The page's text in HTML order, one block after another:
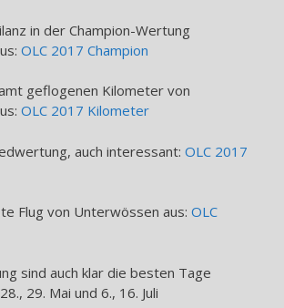
in der Champion-Wertung
OLC 2017 Champion
geflogenen Kilometer von
OLC 2017 Kilometer
auch interessant: OLC 2017
Flug von Unterwössen aus: OLC
sind auch klar die besten Tage
29. Mai und 6., 16. Juli